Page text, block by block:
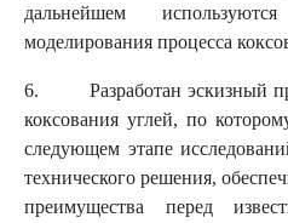
дальнейшем
моделирования процесса
6. Разработан эскизный
коксования углей, по
следующем этапе
технического решения,
преимущества перед